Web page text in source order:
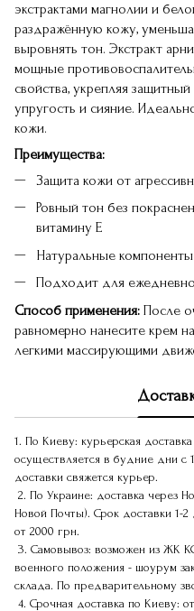
экстрактами магнолии и
раздражённую кожу,
выровнять тон. Экстракт
мощные
свойства, укрепляя
упругость и сияние.
кожи.
Преимущества:
Защита кожи от
Ровный тон без
витамину Е
Натуральные компоненты
Подходит для
Способ применения: После
равномерно нанесите крем
легкими массирующими
1. По Киеву: курьерская
осуществляется в будние дни с
доставки свяжется курьер.
2. По Украине: доставка через
Новой Почты). Срок доставки 1-2
от 2000 грн.
3. Самовывоз: возможен из ЖК
военного положения - шоурум
склада. По предварительному
4. Срочная доставка по Киеву: